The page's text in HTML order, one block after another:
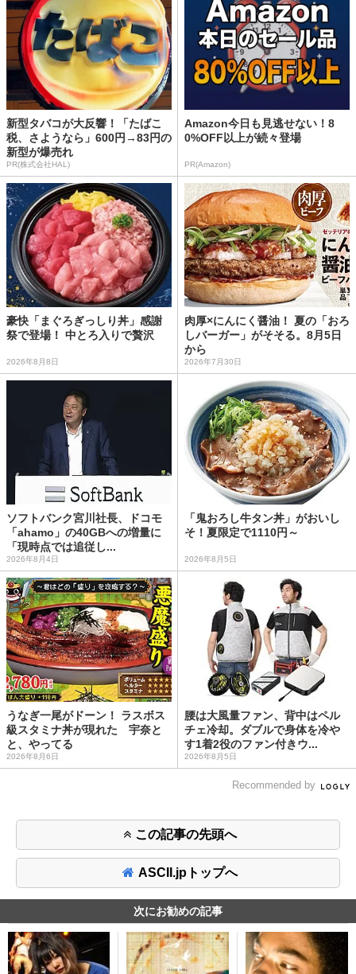
新型タバコが大反響！「たばこ
税、さようなら」600円→83円の
新型が爆売れ
PR(株式会社HAL)
Amazon今日も見逃せない！8
0%OFF以上が続々登場
PR(Amazon)
豪快「まぐろぎっしり丼」感謝
祭で登場！ 中とろ入りで贅沢
2026年8月8日
肉厚×にんにく醤油！ 夏の「おろ
しバーガー」がそそる。8月5日
から
2026年7月30日
ソフトバンク宮川社長、ドコモ
「ahamo」の40GBへの増量に
「現時点では追従し...
2026年8月4日
「鬼おろし牛タン丼」がおいし
そ！夏限定で1110円～
2026年8月5日
うなぎ一尾がドーン！ ラスボス
級スタミナ丼が現れた 宇奈と
と、やってる
2026年8月6日
腰は大風量ファン、背中はペル
チェ冷却。ダブルで身体を冷や
す1着2役のファン付きウ...
2026年8月5日
Recommended by
この記事の先頭へ
ASCII.jpトップへ
次にお勧めの記事